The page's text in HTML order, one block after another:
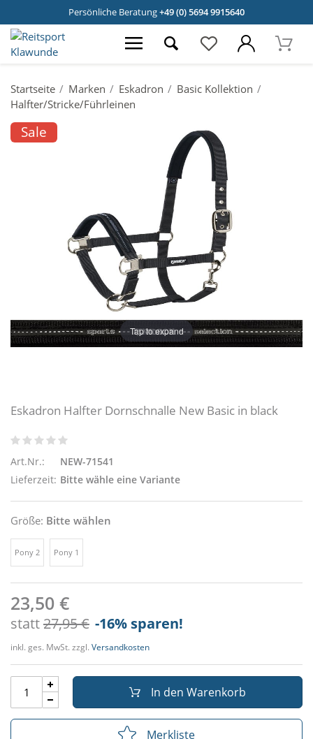
Persönliche Beratung+49 (0) 5694 9915640
Startseite Marken Eskadron
Basic Kollektion
Halfter/Stricke/Führleinen
Sale
Tap to expand
Eskadron Halfter Dornschnalle New Basic in black
Art.Nr.:
NEW-71541
Lieferzeit: Bitte wähle eine Variante
Größe: Bitte wählen
Pony 2 Pony 1
23,50 €
statt27,95 € -16% sparen!
inkl. ges. MwSt. zzgl. Versandkosten
In den Warenkorb
Merkliste